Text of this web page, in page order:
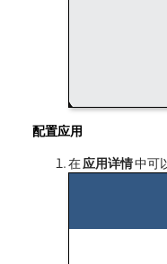
配置应用
在应用详情中可